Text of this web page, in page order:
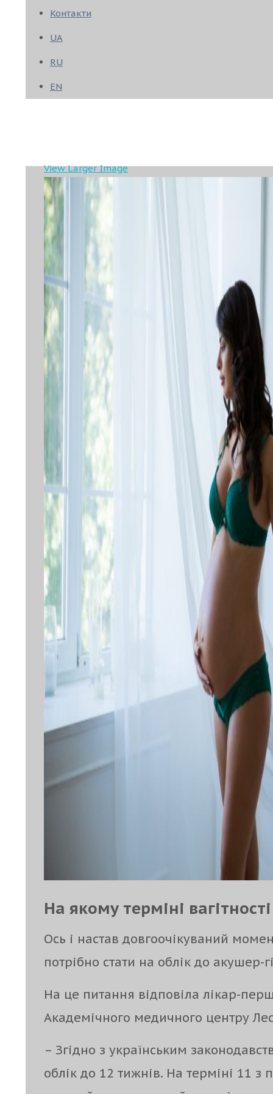
Контакти
UA
RU
EN
View Larger Image
На якому терміні
Ось і настав довгоочікуваний
потрібно стати на облік до акушер-
На це питання відповіла лікар-
Академічного медичного центру
– Згідно з українським
облік до 12 тижнів. На терміні 11